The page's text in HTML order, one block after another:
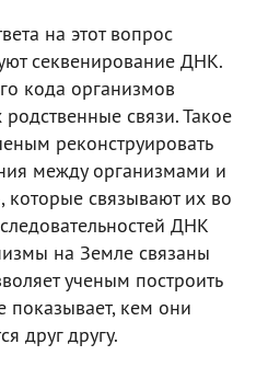
на этот вопрос
секвенирование ДНК.
кода организмов
связи. Такое
реконструировать
между организмами и
которые связывают их во
ДНК
на Земле связаны
ученым построить
показывает, кем они
друг другу.